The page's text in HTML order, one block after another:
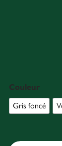
Couleur
Gris foncé